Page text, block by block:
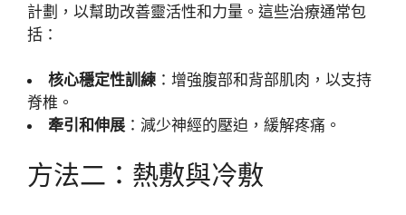
計劃，以幫助改善靈活性和力量。這些治療通常包
括：
核心穩定性訓練 ：增強腹部和背部肌肉，以支持
脊椎。
牽引和伸展 ：減少神經的壓迫，緩解疼痛。
方法二：熱敷與冷敷